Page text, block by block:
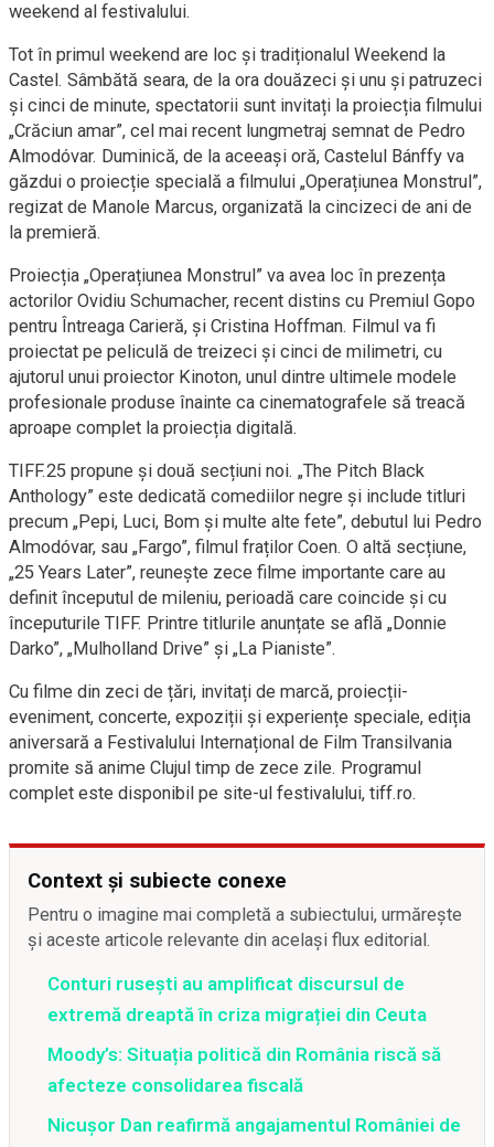
weekend al festivalului.
Tot în primul weekend are loc și tradiționalul Weekend la
Castel. Sâmbătă seara, de la ora douăzeci și unu și patruzeci
și cinci de minute, spectatorii sunt invitați la proiecția filmului
„Crăciun amar”, cel mai recent lungmetraj semnat de Pedro
Almodóvar. Duminică, de la aceeași oră, Castelul Bánffy va
găzdui o proiecție specială a filmului „Operațiunea Monstrul”,
regizat de Manole Marcus, organizată la cincizeci de ani de
la premieră.
Proiecția „Operațiunea Monstrul” va avea loc în prezența
actorilor Ovidiu Schumacher, recent distins cu Premiul Gopo
pentru Întreaga Carieră, și Cristina Hoffman. Filmul va fi
proiectat pe peliculă de treizeci și cinci de milimetri, cu
ajutorul unui proiector Kinoton, unul dintre ultimele modele
profesionale produse înainte ca cinematografele să treacă
aproape complet la proiecția digitală.
TIFF.25 propune și două secțiuni noi. „The Pitch Black
Anthology” este dedicată comediilor negre și include titluri
precum „Pepi, Luci, Bom și multe alte fete”, debutul lui Pedro
Almodóvar, sau „Fargo”, filmul fraților Coen. O altă secțiune,
„25 Years Later”, reunește zece filme importante care au
definit începutul de mileniu, perioadă care coincide și cu
începuturile TIFF. Printre titlurile anunțate se află „Donnie
Darko”, „Mulholland Drive” și „La Pianiste”.
Cu filme din zeci de țări, invitați de marcă, proiecții-
eveniment, concerte, expoziții și experiențe speciale, ediția
aniversară a Festivalului Internațional de Film Transilvania
promite să anime Clujul timp de zece zile. Programul
complet este disponibil pe site-ul festivalului, tiff.ro.
Context și subiecte conexe
Pentru o imagine mai completă a subiectului, urmărește
și aceste articole relevante din același flux editorial.
Conturi rusești au amplificat discursul de
extremă dreaptă în criza migrației din Ceuta
Moody’s: Situația politică din România riscă să
afecteze consolidarea fiscală
Nicușor Dan reafirmă angajamentul României de